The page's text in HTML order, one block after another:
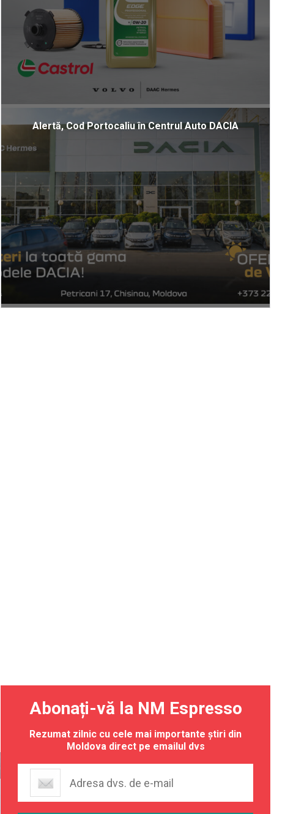
Alertă, Cod Portocaliu în Centrul Auto DACIA
Abonați-vă la NM Espresso
Rezumat zilnic cu cele mai importante știri din
Moldova direct pe emailul dvs